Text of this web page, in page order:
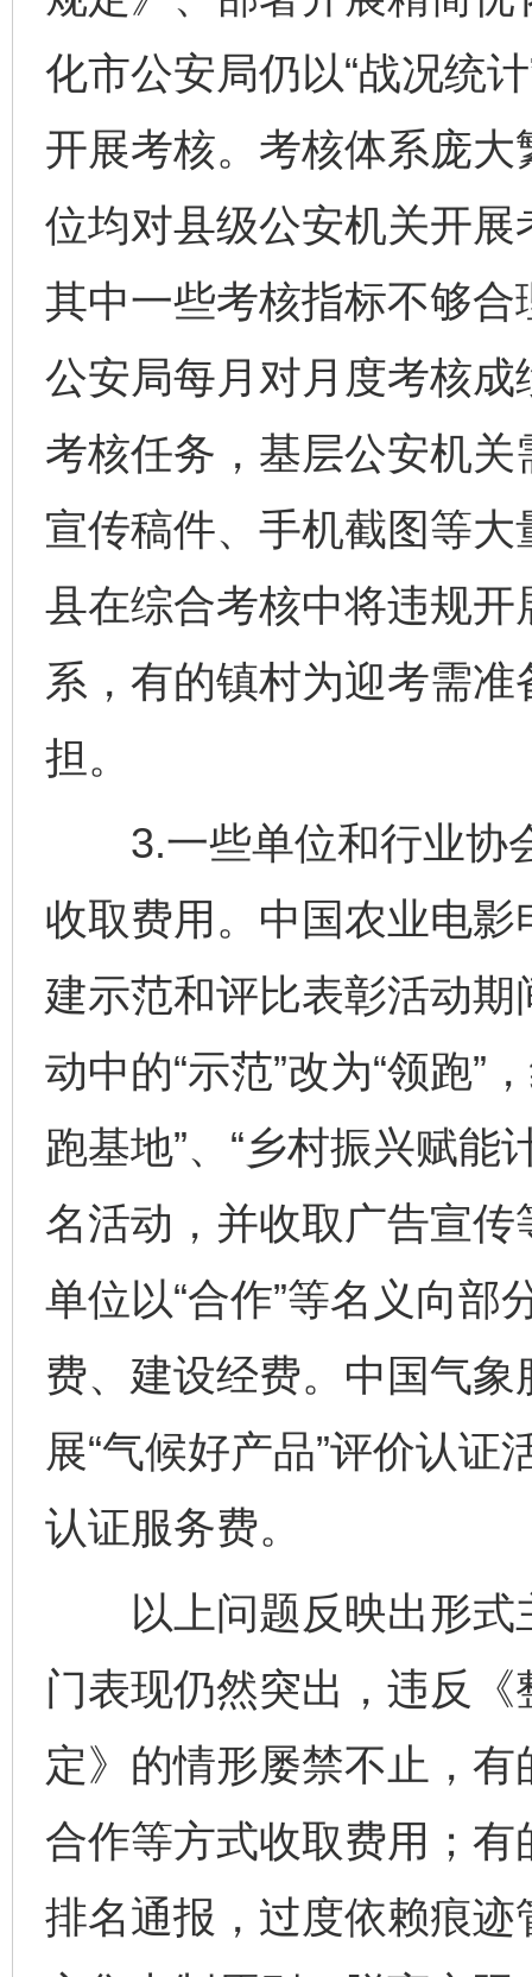
化市公安局仍以“战况统
开展考核。考核体系庞
位均对县级公安机关开
其中一些考核指标不够
公安局每月对月度考核
考核任务，基层公安机
宣传稿件、手机截图等
县在综合考核中将违规
系，有的镇村为迎考需
担。
3.一些单位和行业协
收取费用。中国农业电
建示范和评比表彰活动
动中的“示范”改为“领跑”
跑基地”、“乡村振兴赋能
名活动，并收取广告宣
单位以“合作”等名义向部
费、建设经费。中国气
展“气候好产品”评价认
认证服务费。
以上问题反映出形式
门表现仍然突出，违反
定》的情形屡禁不止，
合作等方式收取费用；
排名通报，过度依赖痕